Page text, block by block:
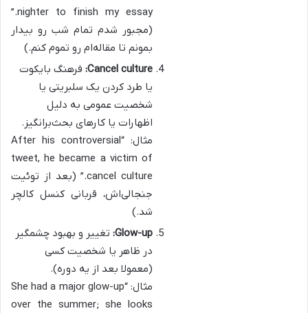
nighter to finish my essay.”
(مجبور شدم تمام شب رو بیدار
بمونم تا مقاله‌ام رو تموم کنم.)
Cancel culture: فرهنگ بایکوت
یا طرد کردن یک سلبریتی یا
شخصیت عمومی به دلیل
اظهارات یا کارهای بحث‌برانگیز.
مثال: “After his controversial
tweet, he became a victim of
cancel culture.” (بعد از توئیت
جنجالی‌اش، قربانی کنسل کالچر
شد.)
Glow-up: تغییر و بهبود چشمگیر
در ظاهر یا شخصیت کسی
(معمولا بعد از یه دوره).
مثال: “She had a major glow-up
over the summer; she looks